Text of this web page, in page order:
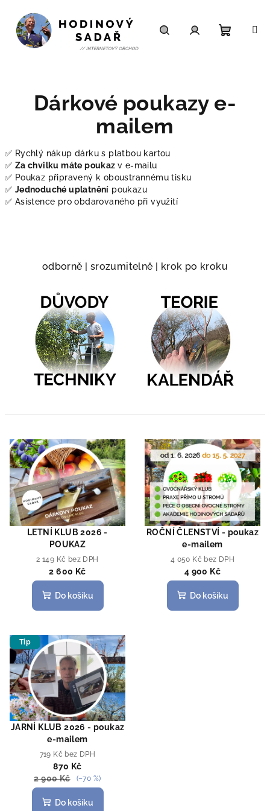
obsah
Dárkové poukazy e-
mailem
✅ Rychlý nákup dárku s platbou kartou
✅ Za chvilku máte poukazv e-mailu
✅ Poukaz připravený k oboustrannému tisku
✅ Jednoduché uplatnění poukazu
✅ Asistence pro obdarovaného při využití
odborně | srozumitelně | krok po kroku
V
ý
p
s
p
ů
LETNÍ KLUB 2026 -
POUKAZ
2 149 Kč bez DPH
2 600 Kč
Do košíku
ROČNÍ ČLENSTVÍ - poukaz
e-mailem
4 050 Kč bez DPH
4 900 Kč
Do košíku
Tip
JARNÍ KLUB 2026 - poukaz
e-mailem
719 Kč bez DPH
870 Kč
2 900 Kč
(–70 %)
Do košíku